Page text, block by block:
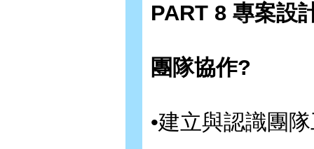
PART 8 專案設
團隊協作?
•建立與認識團